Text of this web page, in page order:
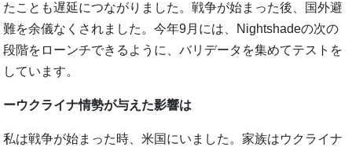
たことも遅延につながりました。戦争が始まった後、国外避
難を余儀なくされました。今年9月には、Nightshadeの次の
段階をローンチできるように、バリデータを集めてテストを
しています。
ーウクライナ情勢が与えた影響は
私は戦争が始まった時、米国にいました。家族はウクライナ